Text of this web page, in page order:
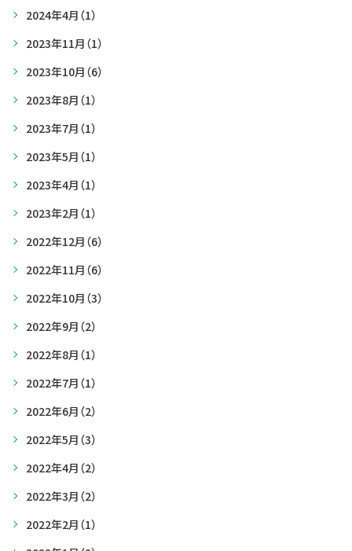
2024年4月 （1）
2023年11月 （1）
2023年10月 （6）
2023年8月 （1）
2023年7月 （1）
2023年5月 （1）
2023年4月 （1）
2023年2月 （1）
2022年12月 （6）
2022年11月 （6）
2022年10月 （3）
2022年9月 （2）
2022年8月 （1）
2022年7月 （1）
2022年6月 （2）
2022年5月 （3）
2022年4月 （2）
2022年3月 （2）
2022年2月 （1）